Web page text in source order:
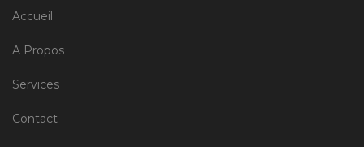
Accueil
A Propos
Services
Contact